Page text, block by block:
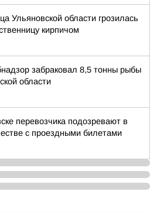
Ульяновской области грозилась
кирпичом
забраковал 8,5 тонны рыбы
области
перевозчика подозревают в
с проездными билетами